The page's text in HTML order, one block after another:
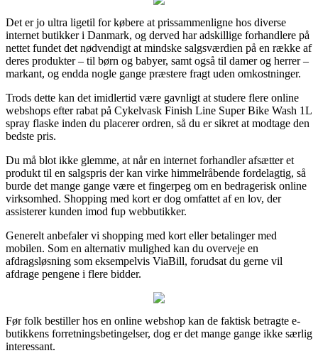
Det er jo ultra ligetil for købere at prissammenligne hos diverse
internet butikker i Danmark, og derved har adskillige forhandlere på
nettet fundet det nødvendigt at mindske salgsværdien på en række af
deres produkter – til børn og babyer, samt også til damer og herrer –
markant, og endda nogle gange præstere fragt uden omkostninger.
Trods dette kan det imidlertid være gavnligt at studere flere online
webshops efter rabat på Cykelvask Finish Line Super Bike Wash 1L
spray flaske inden du placerer ordren, så du er sikret at modtage den
bedste pris.
Du må blot ikke glemme, at når en internet forhandler afsætter et
produkt til en salgspris der kan virke himmelråbende fordelagtig, så
burde det mange gange være et fingerpeg om en bedragerisk online
virksomhed. Shopping med kort er dog omfattet af en lov, der
assisterer kunden imod fup webbutikker.
Generelt anbefaler vi shopping med kort eller betalinger med
mobilen. Som en alternativ mulighed kan du overveje en
afdragsløsning som eksempelvis ViaBill, forudsat du gerne vil
afdrage pengene i flere bidder.
Før folk bestiller hos en online webshop kan de faktisk betragte e-
butikkens forretningsbetingelser, dog er det mange gange ikke særlig
interessant.